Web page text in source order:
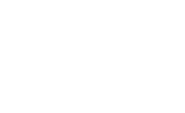
ビジネスのセキュリティ標準に
確認するようにエージェントを
安全な作成が開始され、[社外秘